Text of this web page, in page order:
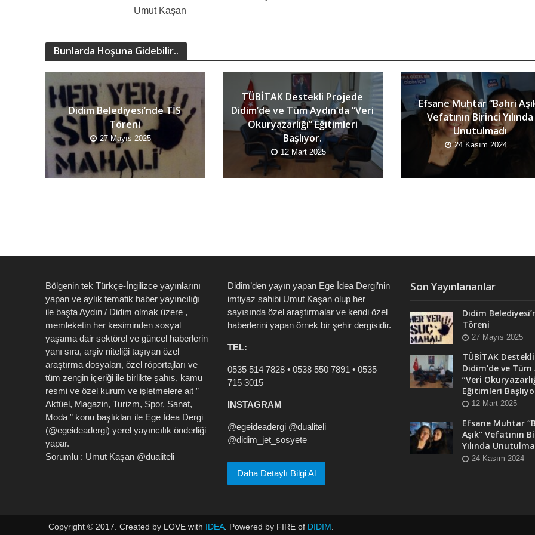
Umut Kaşan
Bunlarda Hoşuna Gidebilir..
Didim Belediyesi’nde TİS
Töreni
27 Mayıs 2025
TÜBİTAK Destekli Projede
Didim’de ve Tüm Aydın’da “Veri
Okuryazarlığı” Eğitimleri
Başlıyor.
12 Mart 2025
Efsane Muhtar “Bahri
Vefatının Birinci Yılında
Unutulmadı
24 Kasım 2024
Bölgenin tek Türkçe-İngilizce yayınlarını
yapan ve aylık tematik haber yayıncılığı
ile başta Aydın / Didim olmak üzere ,
memleketin her kesiminden sosyal
yaşama dair sektörel ve güncel haberlerin
yanı sıra, arşiv niteliği taşıyan özel
araştırma dosyaları, özel röportajları ve
tüm zengin içeriği ile birlikte şahıs, kamu
resmi ve özel kurum ve işletmelere ait ”
Aktüel, Magazin, Turizm, Spor, Sanat,
Moda ” konu başlıkları ile Ege İdea Dergi
(@egeideadergi) yerel yayıncılık önderliği
yapar.
Sorumlu : Umut Kaşan @dualiteli
Didim’den yayın yapan Ege İdea Dergi’nin
imtiyaz sahibi Umut Kaşan olup her
sayısında özel araştırmalar ve kendi özel
haberlerini yapan örnek bir şehir dergisidir.
TEL:
0535 514 7828 • 0538 550 7891 • 0535
715 3015
INSTAGRAM
@egeideadergi @dualiteli
@didim_jet_sosyete
Daha Detaylı Bilgi Al
Son Yayınlananlar
Didim
Töreni
27 Mayıs 2025
TÜBİTAK
Didim’de ve Tüm
“Veri
Eğitimleri
12 Mart 2025
Efsane Muhtar
Aşık” Vefatının
Yılında
24 Kasım 2024
Copyright © 2017. Created by LOVE with IDEA. Powered by FIRE of DIDIM